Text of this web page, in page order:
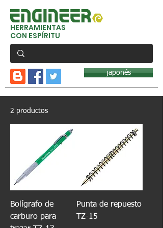
HERRAMIENTAS
CON ESPÍRITU
japonés
2 productos
Bolígrafo de
carburo para
Punta de repuesto
TZ-15